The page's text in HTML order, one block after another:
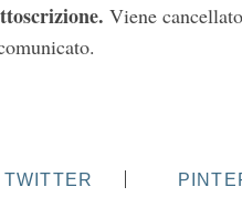
Viene
TWITTER